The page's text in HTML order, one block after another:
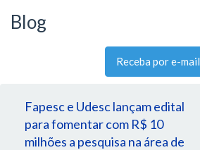
Blog
Receba por e-mail
Fapesc e Udesc lançam edital
para fomentar com R$ 10
milhões a pesquisa na área de